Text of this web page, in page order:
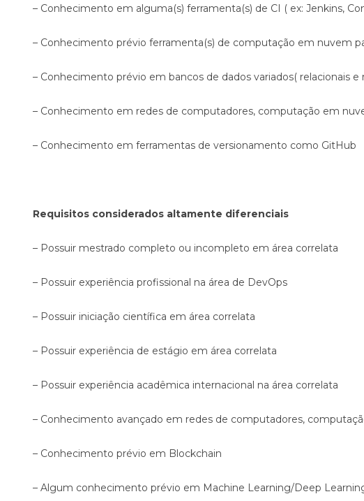
– Conhecimento em alguma(s) ferramenta(s) de CI ( ex: Jenkins,
– Conhecimento prévio ferramenta(s) de computação em nuvem
– Conhecimento prévio em bancos de dados variados( relacionais
– Conhecimento em redes de computadores, computação em
– Conhecimento em ferramentas de versionamento como GitHub
Requisitos considerados altamente diferenciais
– Possuir mestrado completo ou incompleto em área correlata
– Possuir experiência profissional na área de DevOps
– Possuir iniciação científica em área correlata
– Possuir experiência de estágio em área correlata
– Possuir experiência acadêmica internacional na área correlata
– Conhecimento avançado em redes de computadores,
– Conhecimento prévio em Blockchain
– Algum conhecimento prévio em Machine Learning/Deep